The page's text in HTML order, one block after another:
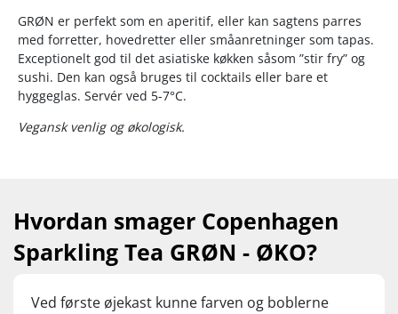
GRØN er perfekt som en aperitif, eller kan sagtens parres
med forretter, hovedretter eller småanretninger som tapas.
Exceptionelt god til det asiatiske køkken såsom ”stir fry” og
sushi. Den kan også bruges til cocktails eller bare et
hyggeglas. Servér ved 5-7°C.
Vegansk venlig og økologisk.
Hvordan smager Copenhagen
Sparkling Tea GRØN - ØKO?
Ved første øjekast kunne farven og boblerne